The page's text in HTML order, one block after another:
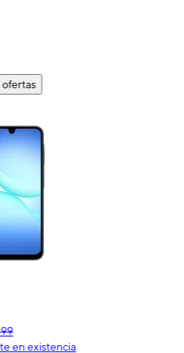
4 ofertas
en existencia